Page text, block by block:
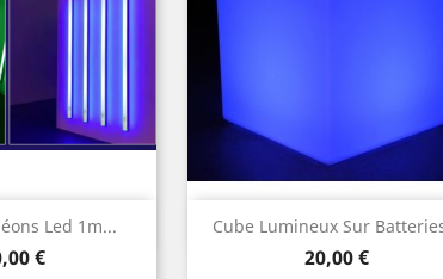
Led 1m...
€
rapide Cube Lumineux Sur
Prix
20,00 €
Aperçu rapide